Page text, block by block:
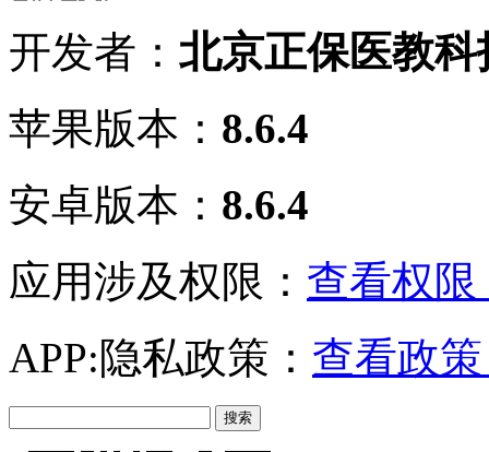
开发者： 北京正保医教
苹果版本： 8.6.4
安卓版本： 8.6.4
应用涉及权限： 查看权限
APP:隐私政策： 查看政